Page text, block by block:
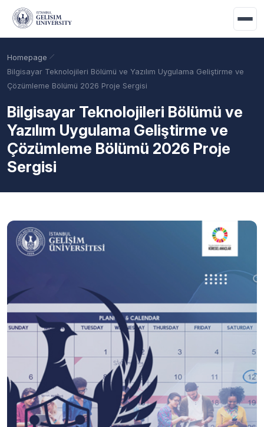
Skip to main content
Homepage
Bilgisayar Teknolojileri Bölümü ve Yazılım Uygulama Geliştirme ve
Çözümleme Bölümü 2026 Proje Sergisi
Bilgisayar Teknolojileri Bölümü ve
Yazılım Uygulama Geliştirme ve
Çözümleme Bölümü 2026 Proje
Sergisi